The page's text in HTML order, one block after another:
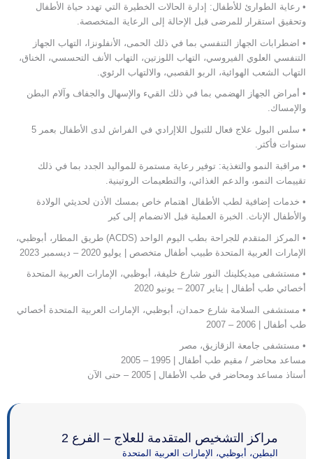
• رعاية الطوارئ للأطفال: إدارة الحالات الخطيرة التي تهدد حياة الأطفال
وتحقيق استقرار للمرضى قبل الإحالة إلى الرعاية المتخصصة.
• اضطرابات الجهاز التنفسي بما في ذلك الحمى، الأنفلونزا، التهاب الجهاز
التنفسي العلوي الفيروسي، التهاب اللوزتين، التهاب الأنف التحسسي، الخناق،
التهاب الشعب الهوائية، الربو القصبي، والالتهاب الرئوي.
• أمراض الجهاز الهضمي بما في ذلك القيء والإسهال والجفاف وآلام البطن
والإمساك.
• سلس البول علاج فعال للتبول اللاإرادي في الفراش لدى الأطفال بعمر 5
سنوات فأكثر.
• مراقبة النمو والتغذية: توفير رعاية مستمرة للمواليد الجدد بما في ذلك
تقييمات النمو، والدعم الغذائي، والتطعيمات الروتينية.
• خدمات إضافية لطب الأطفال اهتمام خاص بمسك الأذن لحديثي الولادة
والأطفال الإناث. الخبرة العملية قبل الانضمام إلى كير
• المركز المتقدم للجراحة بطب اليوم الواحد (ACDS) طريق المطار، أبوظبي،
الإمارات العربية المتحدة طبيب أطفال متخصص | يوليو 2020 – ديسمبر 2023
• مستشفى ميديكلينك النور شارع خليفة، أبوظبي، الإمارات العربية المتحدة
أخصائي طب أطفال | يناير 2007 – يونيو 2020
• مستشفى السلامة شارع حمدان، أبوظبي، الإمارات العربية المتحدة أخصائي
طب أطفال | 2006 – 2007
• مستشفى جامعة الزقازيق، مصر
مساعد محاضر / مقيم طب أطفال | 1995 – 2005
أستاذ مساعد ومحاضر في طب الأطفال | 2005 – حتى الآن
مراكز التشخيص المتقدمة للعلاج – الفرع 2
البطين، أبوظبي، الإمارات العربية المتحدة